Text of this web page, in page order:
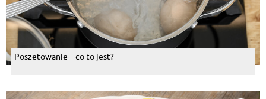
Poszetowanie – co to jest?